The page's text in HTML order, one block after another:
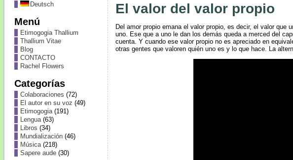
Deutsch
Menú
Etimogogia Thallium
Thallium Vitae
Blog
CONTACTO
Rachel Flowers
Categorías
Colaboraciones (72)
El autor en su voz (49)
Etimogogia(191)
Lengua(63)
Libros (34)
Mundialización(46)
Música(218)
Sapere aude(30)
El valor del valor propio
Del amor propio emana el valor propio, es decir, el valor
uno. Ese que a uno le dan los demás queda a merced del
cuenta. Y cuando ese valor propio no es apreciado en
otras gentes que valoren quién uno es y lo que hace. La